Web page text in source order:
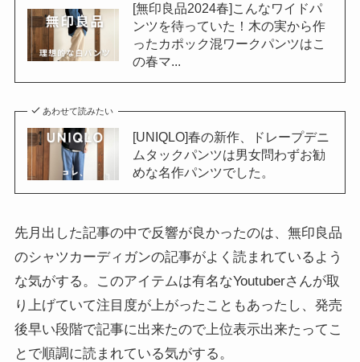
[無印良品2024春]こんなワイドパ
ンツを待っていた！木の実から作
ったカポック混ワークパンツはこ
の春マ...
あわせて読みたい
[UNIQLO]春の新作、ドレープデニ
ムタックパンツは男女問わずお勧
めな名作パンツでした。
先月出した記事の中で反響が良かったのは、無印良品
のシャツカーディガンの記事がよく読まれているよう
な気がする。このアイテムは有名なYoutuberさんが取
り上げていて注目度が上がったこともあったし、発売
後早い段階で記事に出来たので上位表示出来たってこ
とで順調に読まれている気がする。